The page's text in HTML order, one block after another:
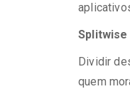
Splitwise
Dividir
quem